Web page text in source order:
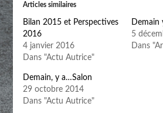
Articles similaires
Bilan 2015 et Perspectives
2016
4 janvier 2016
Dans "Actu Autrice"
5
Dans
Demain, y a…Salon
29 octobre 2014
Dans "Actu Autrice"